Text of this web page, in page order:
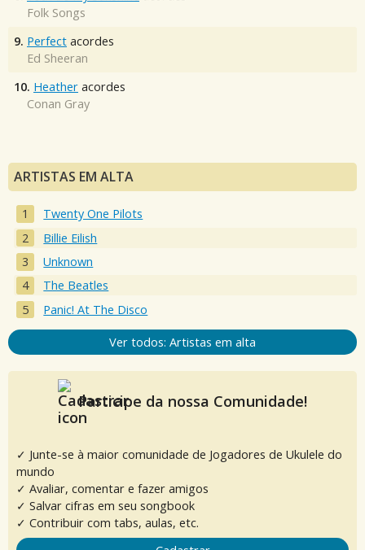
Folk Songs
9. Perfect acordes
Ed Sheeran
10. Heather acordes
Conan Gray
ARTISTAS EM ALTA
Twenty One Pilots
Billie Eilish
Unknown
The Beatles
Panic! At The Disco
Ver todos: Artistas em alta
Participe da nossa Comunidade!
✓ Junte-se à maior comunidade de Jogadores de Ukulele do
mundo
✓ Avaliar, comentar e fazer amigos
✓ Salvar cifras em seu songbook
✓ Contribuir com tabs, aulas, etc.